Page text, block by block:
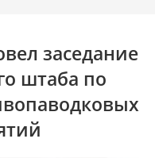
заседание
штаба по